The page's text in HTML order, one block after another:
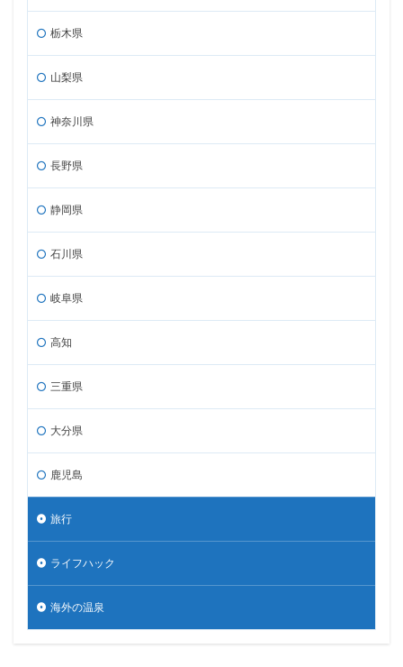
栃木県
山梨県
神奈川県
長野県
静岡県
石川県
岐阜県
高知
三重県
大分県
鹿児島
旅行
ライフハック
海外の温泉